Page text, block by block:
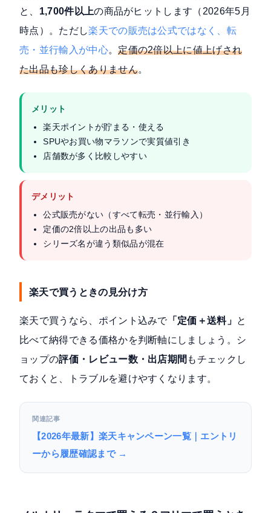
と、 1,700件以上の商品がヒットします（2026年5月
時点）。ただし楽天での販売は公式ではなく、転
売・並行輸入が中心。定価の2倍以上に値上げされ
た出品も珍しくありません。
メリット
楽天ポイントが貯まる・使える
SPUやお買い物マラソンで実質値引き
店舗数が多く比較しやすい
デメリット
公式販売がない（すべて転売・並行輸入）
定価の2倍以上の出品も多い
シリーズ名が違う類似品が混在
楽天で買うときの見分け方
楽天で買うなら、ポイント込みで「定価＋送料」 と
比べて納得できる価格かを判断軸にしましょう。シ
ョップの評価・レビュー数・出店期間 もチェックし
ておくと、トラブルを避けやすくなります。
関連記事
【2026年最新】楽天キャンペーン一覧｜エントリ
ーから履歴確認まで →